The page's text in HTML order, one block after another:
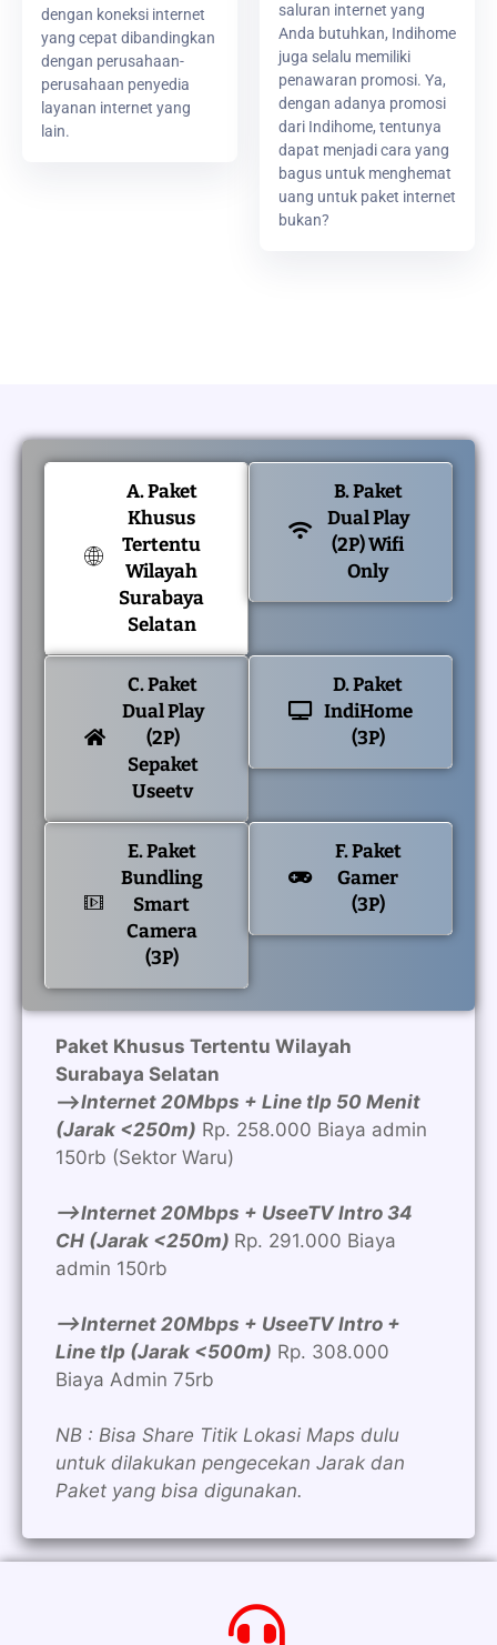
dengan koneksi internet
yang cepat dibandingkan
dengan perusahaan-
perusahaan penyedia
layanan internet yang
lain.
saluran internet yang
Anda butuhkan, Indihome
juga selalu memiliki
penawaran promosi. Ya,
dengan adanya promosi
dari Indihome, tentunya
dapat menjadi cara yang
bagus untuk menghemat
uang untuk paket internet
bukan?
A. Paket
Khusus
Tertentu
Wilayah
Surabaya
Selatan
B. Paket
Dual Play
(2P) Wifi
Only
C. Paket
Dual Play
(2P)
Sepaket
Useetv
D. Paket
IndiHome
(3P)
E. Paket
Bundling
Smart
Camera
(3P)
F. Paket
Gamer
(3P)
Paket Khusus Tertentu Wilayah
Surabaya Selatan
—>Internet 20Mbps + Line tlp 50 Menit
(Jarak <250m) Rp. 258.000 Biaya admin
150rb (Sektor Waru)
—>Internet 20Mbps + UseeTV Intro 34
CH (Jarak <250m) Rp. 291.000 Biaya
admin 150rb
—>Internet 20Mbps + UseeTV Intro +
Line tlp (Jarak <500m) Rp. 308.000
Biaya Admin 75rb
NB : Bisa Share Titik Lokasi Maps dulu
untuk dilakukan pengecekan Jarak dan
Paket yang bisa digunakan.